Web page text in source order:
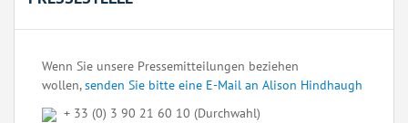
Wenn Sie unsere Pressemitteilungen beziehen
wollen,senden Sie bitte eine E-Mail an Alison Hindhaugh
+ 33 (0) 3 90 21 60 10 (Durchwahl)